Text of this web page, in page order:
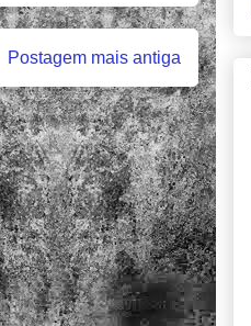
Postagem mais antiga